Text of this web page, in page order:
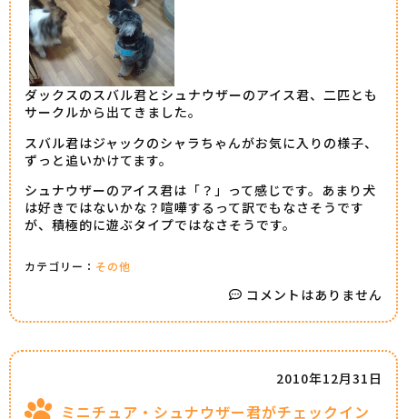
ダックスのスバル君とシュナウザーのアイス君、二匹とも
サークルから出てきました。
スバル君はジャックのシャラちゃんがお気に入りの様子、
ずっと追いかけてます。
シュナウザーのアイス君は「？」って感じです。あまり犬
は好きではないかな？喧嘩するって訳でもなさそうです
が、積極的に遊ぶタイプではなさそうです。
カテゴリー： その他
コメントはありません
ミニチュア・シュナウザー君がチェックイン
2010年12月31日